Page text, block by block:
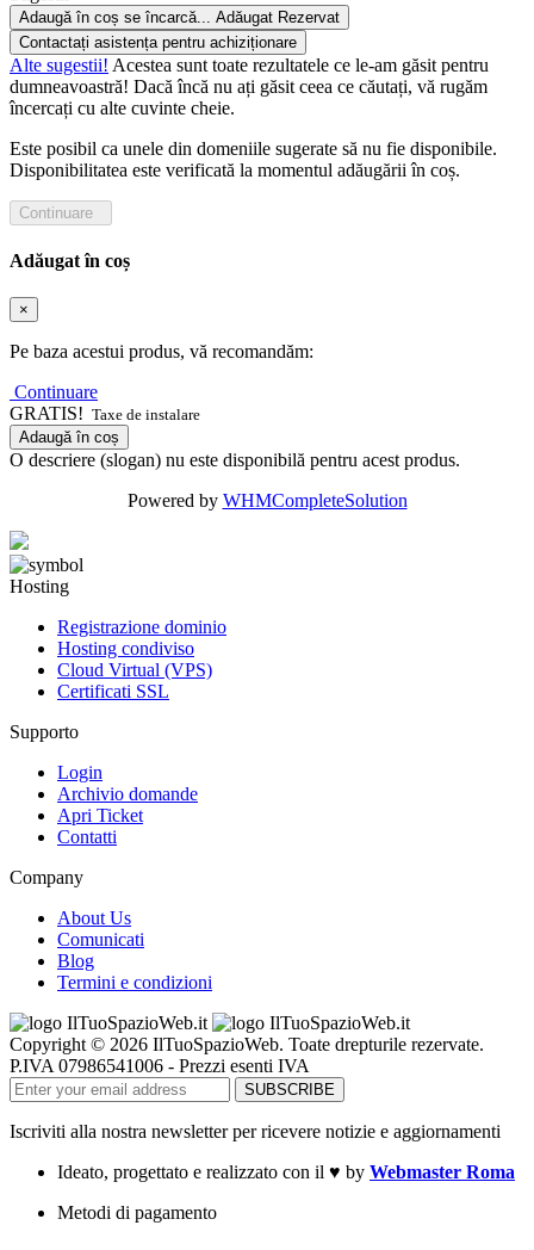
Adaugă în coș se încarcă... Adăugat Rezervat
Contactați asistența pentru achiziționare
Alte sugestii! Acestea sunt toate rezultatele ce le-am găsit pentru
dumneavoastră! Dacă încă nu ați găsit ceea ce căutați, vă rugăm
încercați cu alte cuvinte cheie.
Este posibil ca unele din domeniile sugerate să nu fie disponibile.
Disponibilitatea este verificată la momentul adăugării în coș.
Adăugat în coș
×
Pe baza acestui produs, vă recomandăm:
Continuare
GRATIS! Taxe de instalare
Adaugă în coș
O descriere (slogan) nu este disponibilă pentru acest produs.
Powered by WHMCompleteSolution
Hosting
Registrazione dominio
Hosting condiviso
Cloud Virtual (VPS)
Certificati SSL
Supporto
Login
Archivio domande
Apri Ticket
Contatti
Company
About Us
Comunicati
Blog
Termini e condizioni
Copyright © 2026 IlTuoSpazioWeb. Toate drepturile rezervate.
P.IVA 07986541006 - Prezzi esenti IVA
Iscriviti alla nostra newsletter per ricevere notizie e aggiornamenti
Ideato, progettato e realizzato con il ♥ by Webmaster Roma
Metodi di pagamento